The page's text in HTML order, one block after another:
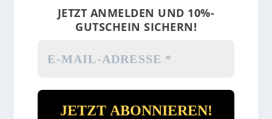
JETZT ANMELDEN UND 10%-
GUTSCHEIN SICHERN!